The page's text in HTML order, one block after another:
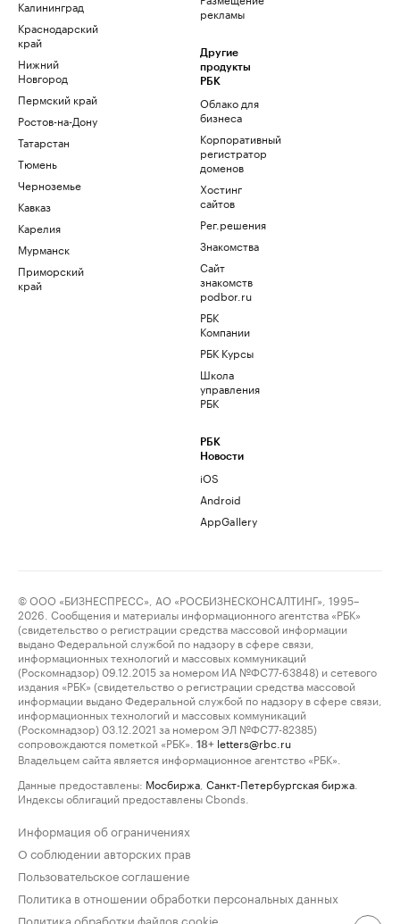
Калининград
Краснодарский
край
Нижний
Новгород
Пермский край
Ростов-на-Дону
Татарстан
Тюмень
Черноземье
Кавказ
Карелия
Мурманск
Приморский
край
рекламы
Другие
продукты
РБК
Облако для
бизнеса
Корпоративный
регистратор
доменов
Хостинг
сайтов
Рег.решения
Знакомства
Сайт
знакомств
podbor.ru
РБК
Компании
РБК Курсы
Школа
управления
РБК
РБК
Новости
iOS
Android
AppGallery
© ООО «БИЗНЕСПРЕСС», АО «РОСБИЗНЕСКОНСАЛТИНГ», 1995–
2026. Сообщения и материалы информационного агентства «РБК»
(свидетельство о регистрации средства массовой информации
выдано Федеральной службой по надзору в сфере связи,
информационных технологий и массовых коммуникаций
(Роскомнадзор) 09.12.2015 за номером ИА №ФС77-63848) и сетевого
издания «РБК» (свидетельство о регистрации средства массовой
информации выдано Федеральной службой по надзору в сфере связи,
информационных технологий и массовых коммуникаций
(Роскомнадзор) 03.12.2021 за номером ЭЛ №ФС77-82385)
сопровождаются пометкой «РБК».
18+ letters@rbc.ru
Владельцем сайта является информационное агентство «РБК».
Данные предоставлены: Мосбиржа Санкт-Петербургская биржа
Индексы облигаций предоставлены Cbonds.
Информация об ограничениях
О соблюдении авторских прав
Пользовательское соглашение
Политика в отношении обработки персональных данных
Политика обработки файлов cookie